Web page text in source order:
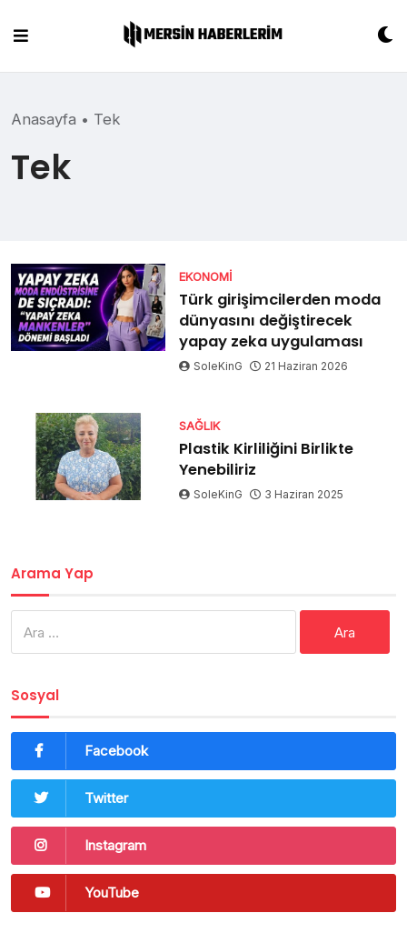
content
Anasayfa • Tek
Tek
EKONOMI
Türk girişimcilerden moda
dünyasını değiştirecek
yapay zeka uygulaması
SoleKinG 21 Haziran 2026
SAĞLIK
Plastik Kirliliğini Birlikte
Yenebiliriz
SoleKinG 3 Haziran 2025
Arama Yap
Sosyal
Facebook
Twitter
Instagram
YouTube